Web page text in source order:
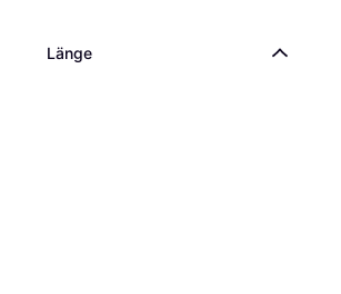
Länge